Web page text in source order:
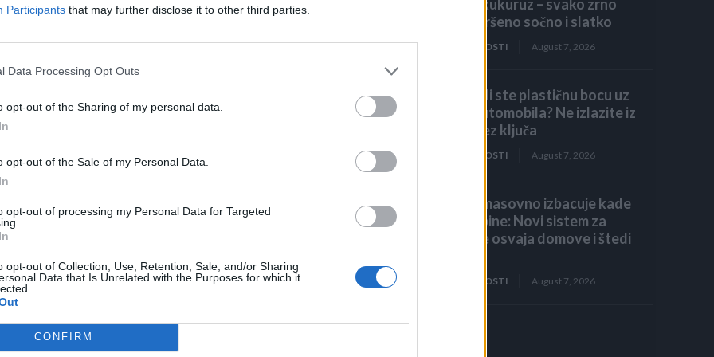
Participants that may further disclose it to other third parties.
Data Processing Opt Outs
opt-out of the Sharing of my personal data.
opt-out of the Sale of my Personal Data.
opt-out of processing my Personal Data for Targeted
opt-out of Collection, Use, Retention, Sale, and/or Sharing
Data that Is Unrelated with the Purposes for which it
CONFIRM
ukusom tako i izgledom, a to je usta i nazovit ćete ga ‘laži
u srca onih koji vole desert od krem-karamele,
rođendanske torte na svom prijestolju! Miris narandže
dva odvojena recepta, prvo pripremite krem
tople vode, pa pustite da nadođe.
limuna, vanilijin šećer, malo soli, te dodajte mlak,
kuhate kukuruz – svako zrno
biće savršeno sočno i slatko
ZANIMLJIVOSTI August 7, 2026
Primijetili ste plastičnu bocu uz
točak automobila? Ne izlazite iz
vozila bez ključa
ZANIMLJIVOSTI August 7, 2026
Evropa masovno izbacuje kade
i tuš-kabine: Novi sistem za
tuširanje osvaja domove i štedi
ZANIMLJIVOSTI August 7, 2026